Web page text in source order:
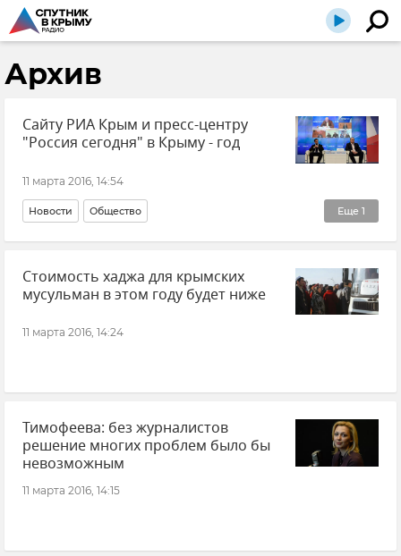
Архив
Сайту РИА Крым и пресс-центру
"Россия сегодня" в Крыму - год
11 марта 2016, 14:54
Еще 1
Новости Общество
Год работы крымского пресс-центра МИА "Россия сегодня" в Крыму и сайта РИА Крым
Стоимость хаджа для крымских
мусульман в этом году будет ниже
11 марта 2016, 14:24
Тимофеева: без журналистов
решение многих проблем было бы
невозможным
11 марта 2016, 14:15